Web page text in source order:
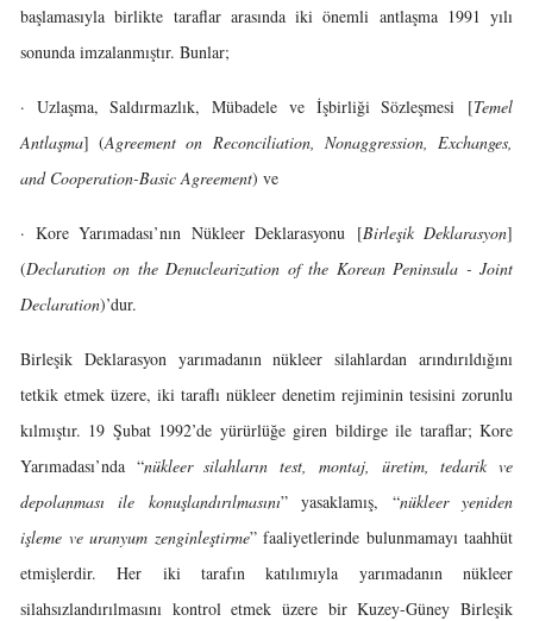
başlamasıyla birlikte taraflar arasında iki önemli antlaşma 1991 yılı
sonunda imzalanmıştır. Bunlar;
· Uzlaşma, Saldırmazlık, Mübadele ve İşbirliği Sözleşmesi [Temel
Antlaşma] (Agreement on Reconciliation, Nonaggression, Exchanges,
and Cooperation-Basic Agreement) ve
· Kore Yarımadası’nın Nükleer Deklarasyonu [Birleşik Deklarasyon]
(Declaration on the Denuclearization of the Korean Peninsula - Joint
Declaration)’dur.
Birleşik Deklarasyon yarımadanın nükleer silahlardan arındırıldığını
tetkik etmek üzere, iki taraflı nükleer denetim rejiminin tesisini zorunlu
kılmıştır. 19 Şubat 1992’de yürürlüğe giren bildirge ile taraflar; Kore
Yarımadası’nda “nükleer silahların test, montaj, üretim, tedarik ve
depolanması ile konuşlandırılmasını” yasaklamış, “nükleer yeniden
işleme ve uranyum zenginleştirme” faaliyetlerinde bulunmamayı taahhüt
etmişlerdir. Her iki tarafın katılımıyla yarımadanın nükleer
silahsızlandırılmasını kontrol etmek üzere bir Kuzey-Güney Birleşik